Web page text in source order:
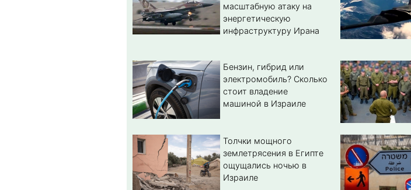
масштабную атаку на
энергетическую
инфраструктуру Ирана
Бензин, гибрид или
электромобиль? Cколько
стоит владение
машиной в Израиле
Толчки мощного
землетрясения в Египте
ощущались ночью в
Израиле